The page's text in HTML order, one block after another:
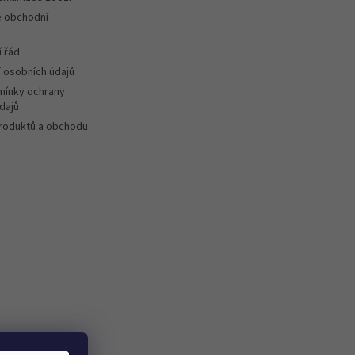
obchodní
řád
údajů
ochrany
a obchodu